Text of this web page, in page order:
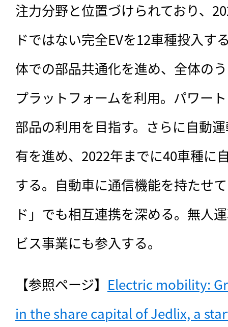
注力分野と位置づけられており、
ドではない完全EVを12車種投入す
体での部品共通化を進め、全体の
プラットフォームを利用。パワー
部品の利用を目指す。さらに自動
有を進め、2022年までに40車種に
する。自動車に通信機能を持たせ
ド」でも相互連携を深める。無人
ビス事業にも参入する。
【参照ページ】 Electric mobility:
in the share capital of Jedlix, a